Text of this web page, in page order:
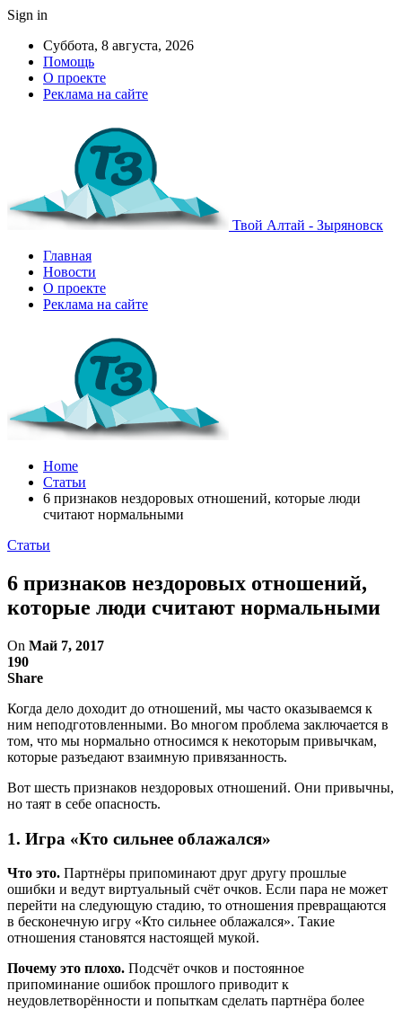
Sign in
Суббота, 8 августа, 2026
Помощь
О проекте
Реклама на сайте
Твой Алтай - Зыряновск
Главная
Новости
О проекте
Реклама на сайте
Home
Статьи
6 признаков нездоровых отношений, которые люди
считают нормальными
Статьи
6 признаков нездоровых отношений,
которые люди считают нормальными
On Май 7, 2017
190
Share
Когда дело доходит до отношений, мы часто оказываемся к
ним неподготовленными. Во многом проблема заключается в
том, что мы нормально относимся к некоторым привычкам,
которые разъедают взаимную привязанность.
Вот шесть признаков нездоровых отношений. Они привычны,
но таят в себе опасность.
1. Игра «Кто сильнее облажался»
Что это. Партнёры припоминают друг другу прошлые
ошибки и ведут виртуальный счёт очков. Если пара не может
перейти на следующую стадию, то отношения превращаются
в бесконечную игру «Кто сильнее облажался». Такие
отношения становятся настоящей мукой.
Почему это плохо. Подсчёт очков и постоянное
припоминание ошибок прошлого приводит к
неудовлетворённости и попыткам сделать партнёра более